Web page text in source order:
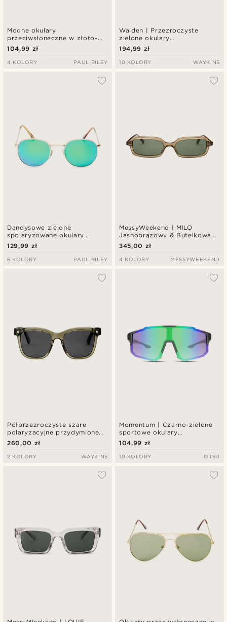
Modne okulary
przeciwsłoneczne w złoto-
szarym tonie
104,99 zł
4 KOLORY PAUL RILEY
Walden | Przezroczyste
zielone okulary
przeciwsłoneczne Wade
194,99 zł
10 KOLORY WAYKINS
Dandysowe zielone
spolaryzowane okulary
przeciwsłoneczne
129,99 zł
6 KOLORY PAUL RILEY
MessyWeekend | MILO
Jasnobrązowy & Butelkowa
zieleń
345,00 zł
4 KOLORY MESSYWEEKEND
Półprzezroczyste szare
polaryzacyjne przydymione
okulary przeciwsłoneczne
retro
260,00 zł
2 KOLORY WAYKINS
Momentum | Czarno-zielone
sportowe okulary
przeciwsłoneczne
wraparound
104,99 zł
10 KOLORY OTSU